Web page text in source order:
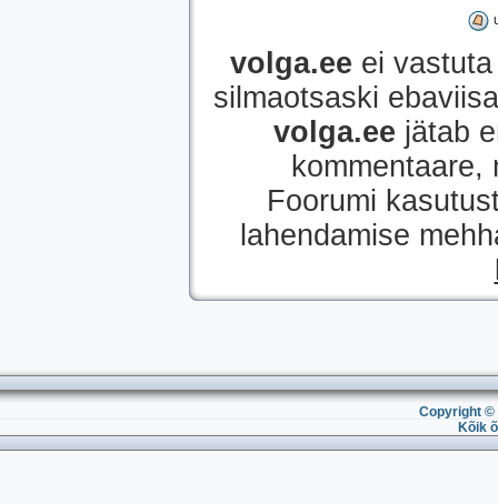
volga.ee ei
silmaotsaski
volga.ee jätab
Foorumi
lahendamise
Copyright ©
Kõik